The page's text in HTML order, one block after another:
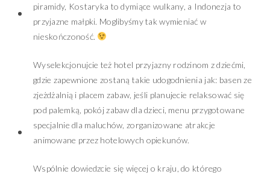
piramidy, Kostaryka to dymiące wulkany, a Indonezja to
przyjazne małpki. Moglibyśmy tak wymieniać w
nieskończoność.
Wyselekcjonujcie też hotel przyjazny rodzinom z dziećmi,
gdzie zapewnione zostaną takie udogodnienia jak: basen ze
zjeżdżalnią i placem zabaw, jeśli planujecie relaksować się
pod palemką, pokój zabaw dla dzieci, menu przygotowane
specjalnie dla maluchów, zorganizowane atrakcje
animowane przez hotelowych opiekunów.
Wspólnie dowiedzcie się więcej o kraju, do którego